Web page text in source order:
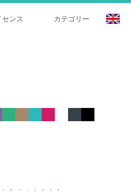
カテゴリー
センス